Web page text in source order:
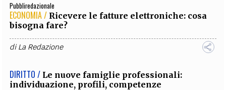
Pubbliredazionale
ECONOMIA / Ricevere le fatture elettroniche: cosa
bisogna fare?
diLa Redazione
DIRITTO / Le nuove famiglie professionali:
individuazione, profili, competenze